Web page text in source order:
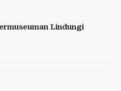
Lindungi